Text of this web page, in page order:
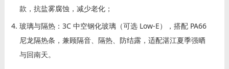
款，抗盐雾腐蚀，减少老化；
玻璃与隔热：3C 中空钢化玻璃（可选 Low-E），搭配 PA66
尼龙隔热条，兼顾隔音、隔热、防结露，适配湛江夏季强晒
与回南天。